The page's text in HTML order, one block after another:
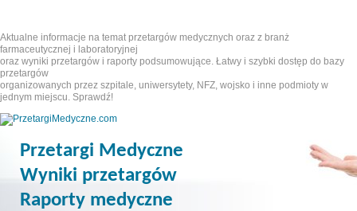
Aktualne informacje na temat przetargów medycznych oraz z branż
farmaceutycznej i laboratoryjnej
oraz wyniki przetargów i raporty podsumowujące. Łatwy i szybki dostęp do bazy
przetargów
organizowanych przez szpitale, uniwersytety, NFZ, wojsko i inne podmioty w
jednym miejscu. Sprawdź!
Przetargi Medyczne
Wyniki przetargów
Raporty medyczne